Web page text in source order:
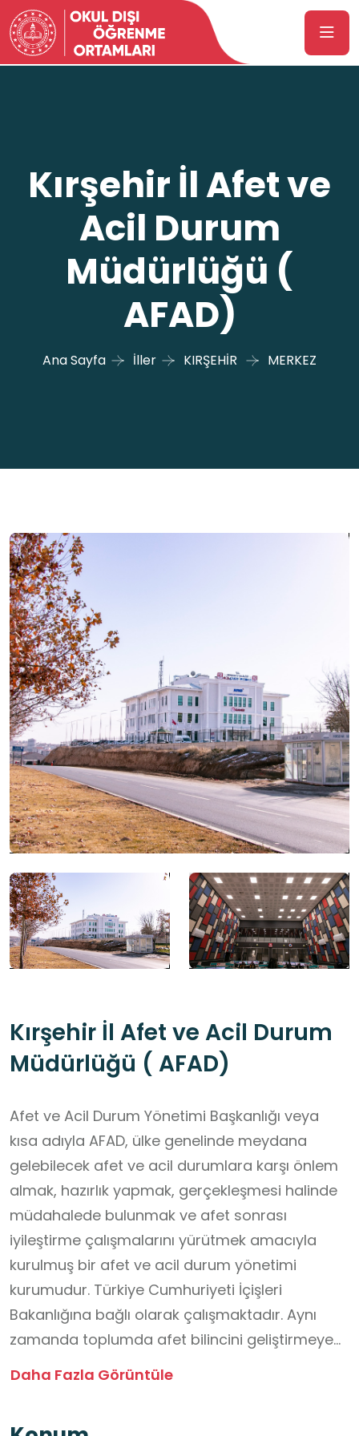
Kırşehir İl Afet ve
Acil Durum
Müdürlüğü (
AFAD)
Ana Sayfa İller KIRŞEHİR MERKEZ
Kırşehir İl Afet ve Acil Durum
Müdürlüğü ( AFAD)
Afet ve Acil Durum Yönetimi Başkanlığı veya
kısa adıyla AFAD, ülke genelinde meydana
gelebilecek afet ve acil durumlara karşı önlem
almak, hazırlık yapmak, gerçekleşmesi halinde
müdahalede bulunmak ve afet sonrası
iyileştirme çalışmalarını yürütmek amacıyla
kurulmuş bir afet ve acil durum yönetimi
kurumudur. Türkiye Cumhuriyeti İçişleri
Bakanlığına bağlı olarak çalışmaktadır. Aynı
zamanda toplumda afet bilincini geliştirmeye
yönelik eğitim, planlama ve koordinasyon
Daha Fazla Görüntüle